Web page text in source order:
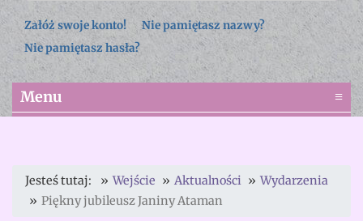
Załóż swoje konto!
Nie pamiętasz nazwy?
Nie pamiętasz hasła?
Menu ≡
Jesteś tutaj: Wejście Aktualności
Wydarzenia
Piękny jubileusz Janiny Ataman